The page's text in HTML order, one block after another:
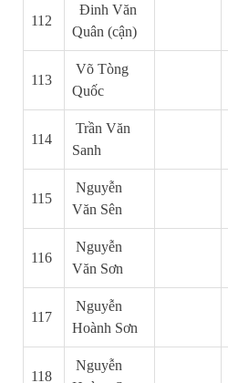
112
Đinh Văn
Quân (cận)
113
Võ Tòng
Quốc
114
Trần Văn
Sanh
115
Nguyễn
Văn Sên
116
Nguyễn
Văn Sơn
117
Nguyễn
Hoành Sơn
118
Nguyễn